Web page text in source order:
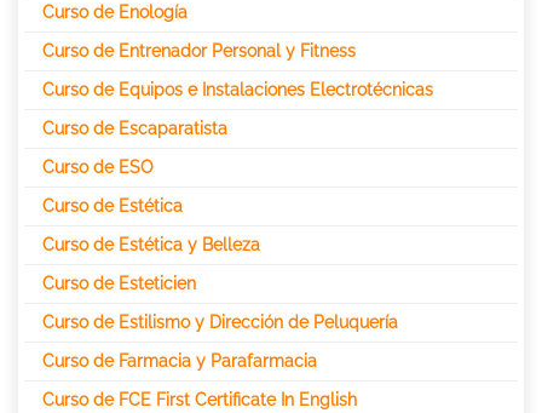
Curso de Enología
Curso de Entrenador Personal y Fitness
Curso de Equipos e Instalaciones Electrotécnicas
Curso de Escaparatista
Curso de ESO
Curso de Estética
Curso de Estética y Belleza
Curso de Esteticien
Curso de Estilismo y Dirección de Peluquería
Curso de Farmacia y Parafarmacia
Curso de FCE First Certificate In English